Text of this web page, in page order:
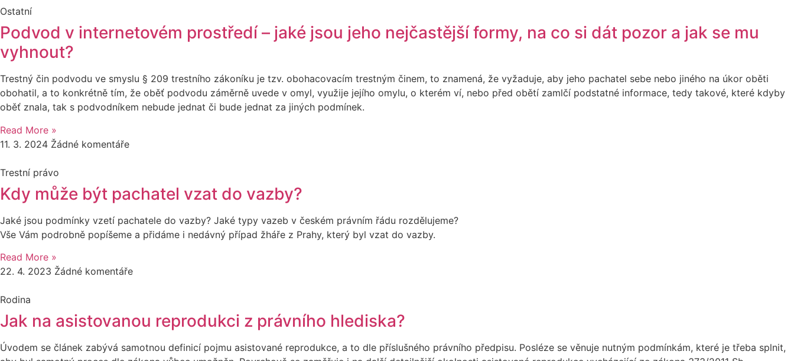
Ostatní
Podvod v internetovém prostředí – jaké jsou jeho nejčastější formy, na co si dát pozor a jak se mu
vyhnout?
Trestný čin podvodu ve smyslu § 209 trestního zákoníku je tzv. obohacovacím trestným činem, to znamená, že vyžaduje, aby jeho pachatel sebe nebo jiného na úkor oběti
obohatil, a to konkrétně tím, že oběť podvodu záměrně uvede v omyl, využije jejího omylu, o kterém ví, nebo před obětí zamlčí podstatné informace, tedy takové, které kdyby
oběť znala, tak s podvodníkem nebude jednat či bude jednat za jiných podmínek.
Read More »
11. 3. 2024 Žádné komentáře
Trestní právo
Kdy může být pachatel vzat do vazby?
Jaké jsou podmínky vzetí pachatele do vazby? Jaké typy vazeb v českém právním řádu rozdělujeme?
Vše Vám podrobně popíšeme a přidáme i nedávný případ žháře z Prahy, který byl vzat do vazby.
Read More »
22. 4. 2023 Žádné komentáře
Rodina
Jak na asistovanou reprodukci z právního hlediska?
Úvodem se článek zabývá samotnou definicí pojmu asistované reprodukce, a to dle příslušného právního předpisu. Posléze se věnuje nutným podmínkám, které je třeba splnit,